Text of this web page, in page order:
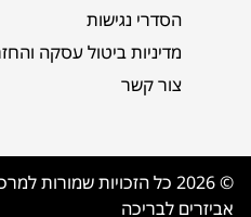
הסדרי נגישות
מדיניות ביטול עסקה
צור קשר
© 2026 כל הזכויות
אביזרים לבריכה